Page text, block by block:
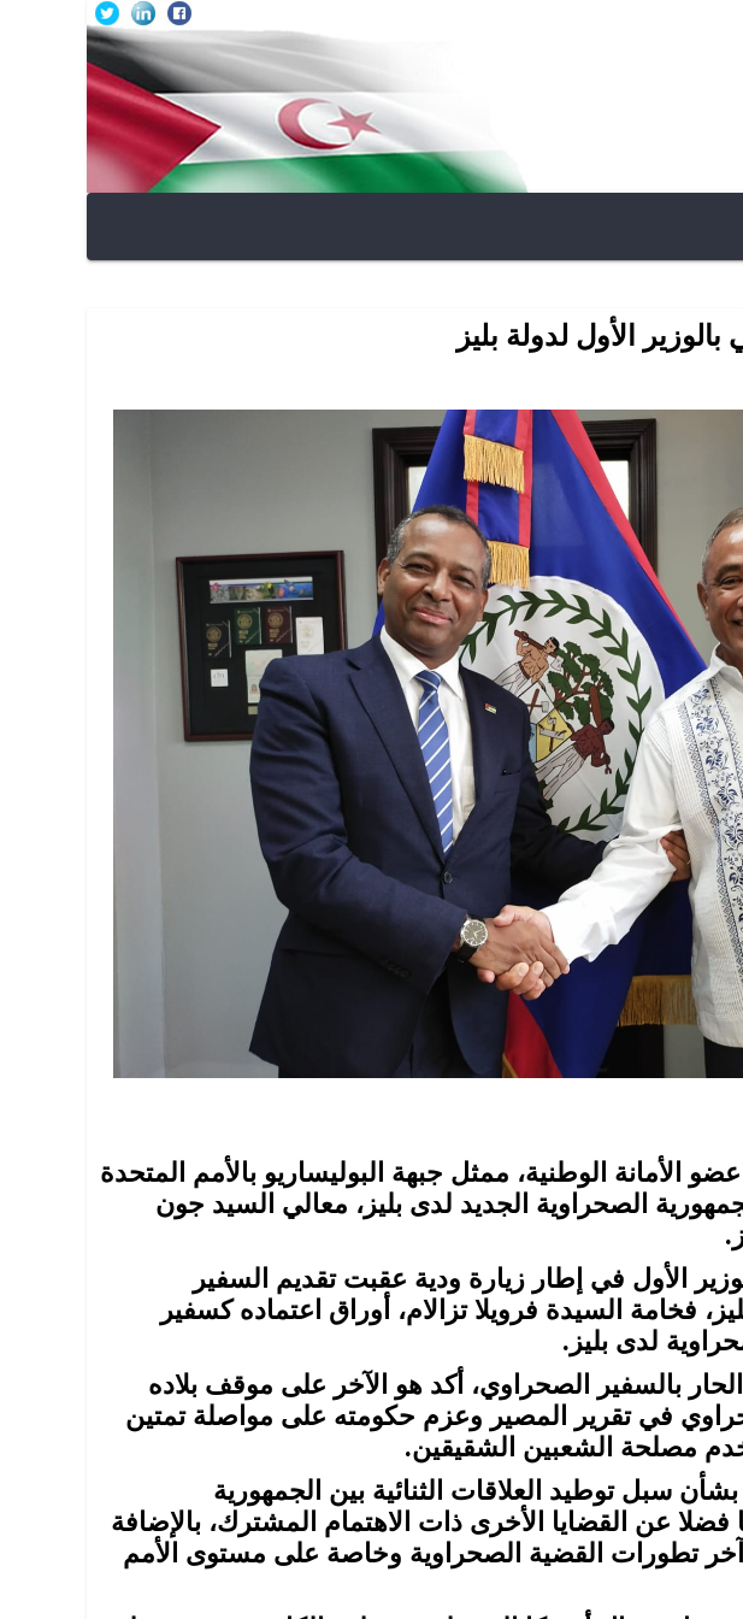
الأول لدولة بليز
الأمانة الوطنية، ممثل جبهة البوليساريو بالأمم المتحدة
الصحراوية الجديد لدى بليز، معالي السيد جون
الأول في إطار زيارة ودية عقبت تقديم السفير
فخامة السيدة فرويلا تزالام، أوراق اعتماده كسفير
لدى بليز.
الحار بالسفير الصحراوي، أكد هو الآخر على موقف بلاده
في تقرير المصير وعزم حكومته على مواصلة تمتين
يخدم مصلحة الشعبين الشقيقين.
بشأن سبل توطيد العلاقات الثنائية بين الجمهورية
فضلا عن القضايا الأخرى ذات الاهتمام المشترك، بالإضافة
آخر تطورات القضية الصحراوية وخاصة على مستوى الأمم